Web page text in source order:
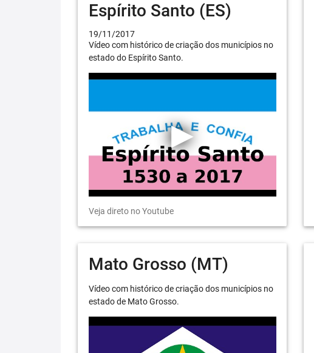
Espírito Santo (ES)
19/11/2017
Vídeo com histórico de criação dos municípios no
estado do Espírito Santo.
Veja direto no Youtube
Mato Grosso (MT)
Vídeo com histórico de criação dos municípios no
estado de Mato Grosso.